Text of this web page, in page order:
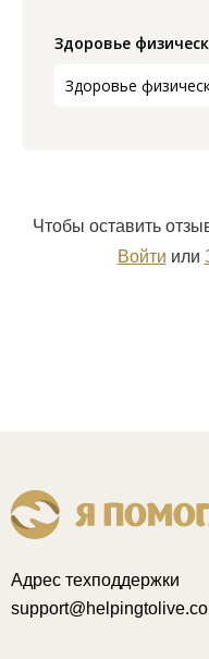
Здоровье
Здоровье
Чтобы оставить
Войти или
Адрес техподдержки